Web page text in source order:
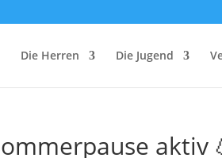
Die Herren Die Jugend
aktiv